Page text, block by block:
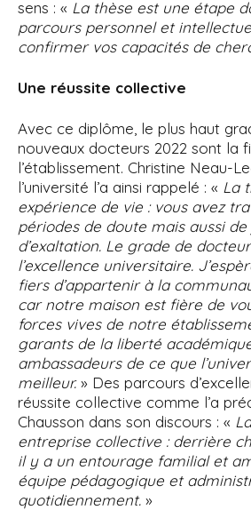
sens : « La thèse est une étape
parcours personnel et
confirmer vos capacités de
Une réussite collective
Avec ce diplôme, le plus haut
nouveaux docteurs 2022 sont la
l’établissement. Christine Neau-
l’université l’a ainsi rappelé : « La
expérience de vie : vous avez
périodes de doute mais aussi
d’exaltation. Le grade de
l’excellence universitaire.
fiers d’appartenir à la
car notre maison est fière de
forces vives de notre
garants de la liberté
ambassadeurs de ce que
meilleur.» Des parcours
réussite collective comme l’a
Chausson dans son discours : «
entreprise collective : derrière
il y a un entourage familial et
équipe pédagogique et
quotidiennement. »